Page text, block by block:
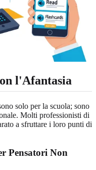
l'Afantasia
solo per la scuola; sono
Molti professionisti di
a sfruttare i loro punti di
Pensatori Non